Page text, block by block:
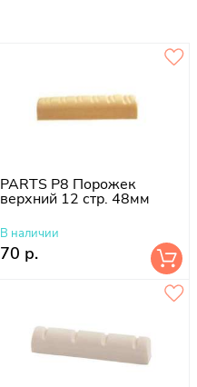
PARTS P8 Порожек
верхний 12 стр. 48мм
В наличии
70 р.